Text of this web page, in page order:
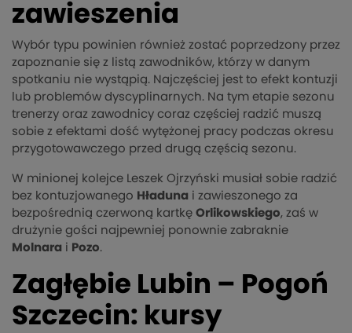
zawieszenia
Wybór typu powinien również zostać poprzedzony przez
zapoznanie się z listą zawodników, którzy w danym
spotkaniu nie wystąpią. Najczęściej jest to efekt kontuzji
lub problemów dyscyplinarnych. Na tym etapie sezonu
trenerzy oraz zawodnicy coraz częściej radzić muszą
sobie z efektami dość wytężonej pracy podczas okresu
przygotowawczego przed drugą częścią sezonu.
W minionej kolejce Leszek Ojrzyński musiał sobie radzić
bez kontuzjowanego Hładuna i zawieszonego za
bezpośrednią czerwoną kartkę Orlikowskiego, zaś w
drużynie gości najpewniej ponownie zabraknie
Molnara i Pozo.
Zagłębie Lubin – Pogoń
Szczecin: kursy